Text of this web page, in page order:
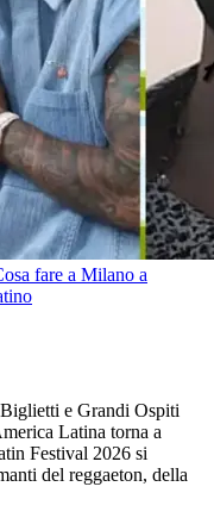
fare a Milano a
e Grandi Ospiti
Latina torna a
Festival 2026 si
del reggaeton, della